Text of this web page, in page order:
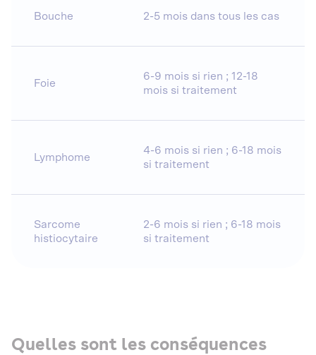
Bouche 2-5 mois dans tous les cas
Foie
6-9 mois si rien ; 12-18
mois si traitement
Lymphome
4-6 mois si rien ; 6-18 mois
si traitement
Sarcome
histiocytaire
2-6 mois si rien ; 6-18 mois
si traitement
Quelles sont les conséquences